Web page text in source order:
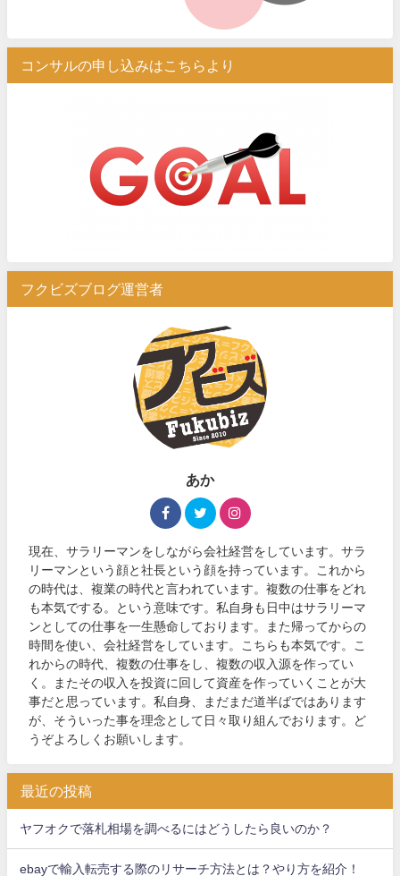
コンサルの申し込みはこちらより
フクビズブログ運営者
あか
現在、サラリーマンをしながら会社経営をしています。サラ
リーマンという顔と社長という顔を持っています。これから
の時代は、複業の時代と言われています。複数の仕事をどれ
も本気でする。という意味です。私自身も日中はサラリーマ
ンとしての仕事を一生懸命しております。また帰ってからの
時間を使い、会社経営をしています。こちらも本気です。こ
れからの時代、複数の仕事をし、複数の収入源を作ってい
く。またその収入を投資に回して資産を作っていくことが大
事だと思っています。私自身、まだまだ道半ばではあります
が、そういった事を理念として日々取り組んでおります。ど
うぞよろしくお願いします。
最近の投稿
ヤフオクで落札相場を調べるにはどうしたら良いのか？
ebayで輸入転売する際のリサーチ方法とは？やり方を紹介！